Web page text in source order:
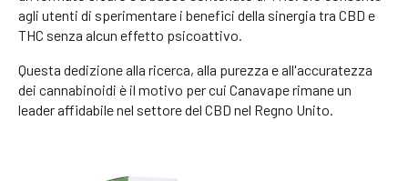
agli utenti di sperimentare i benefici della sinergia tra CBD e
THC senza alcun effetto psicoattivo.
Questa dedizione alla ricerca, alla purezza e all'accuratezza
dei cannabinoidi è il motivo per cui Canavape rimane un
leader affidabile nel settore del CBD nel Regno Unito.